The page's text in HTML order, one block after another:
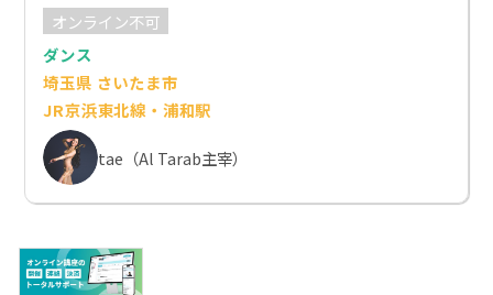
オンライン不可
ダンス
埼玉県 さいたま市
JR京浜東北線・浦和駅
tae（Al Tarab主宰）